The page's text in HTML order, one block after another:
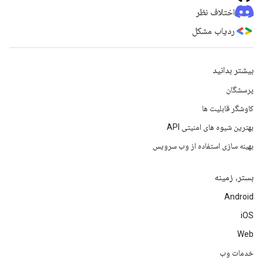
اختلاف نظر
ردیاب مشکل
بیشتر بدانید
پرسشگان
کاوشگر قابلیت ها
بهترین شیوه های امنیتی API
بهینه سازی استفاده از وب سرویس
بستر، زمینه
Android
iOS
Web
خدمات وب